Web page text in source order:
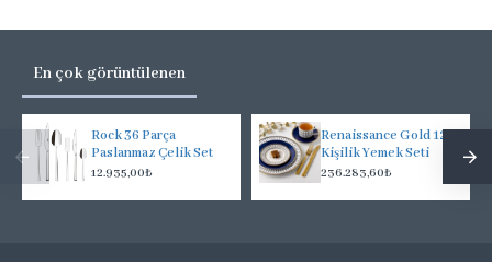
En çok görüntülenen
Rock 36 Parça
Paslanmaz Çelik Set
12.935,00₺
Renaissance Gold 12
Kişilik Yemek Seti
236.283,60₺